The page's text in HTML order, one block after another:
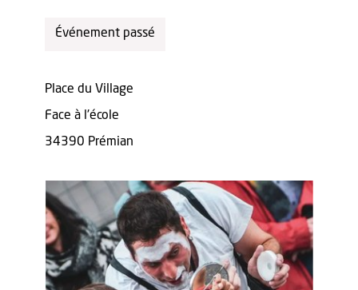
Événement passé
Place du Village
Face à l'école
34390 Prémian